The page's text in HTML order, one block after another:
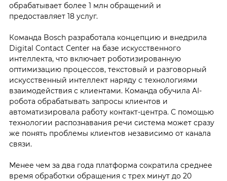
обрабатывает более 1 млн обращений и
предоставляет 18 услуг.
Команда Bosch разработала концепцию и внедрила
Digital Contact Center на базе искусственного
интеллекта, что включает роботизированную
оптимизацию процессов, текстовый и разговорный
искусственный интеллект наряду с технологиями
взаимодействия с клиентами. Команда обучила AI-
робота обрабатывать запросы клиентов и
автоматизировала работу контакт-центра. С помощью
технологии распознавания речи система может сразу
же понять проблемы клиентов независимо от канала
связи.
Менее чем за два года платформа сократила среднее
время обработки обращения с трех минут до 20